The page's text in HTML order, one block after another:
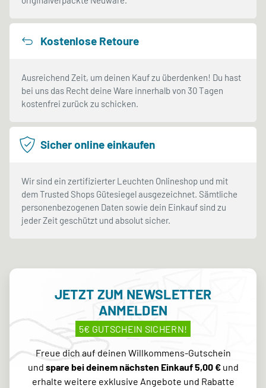
Kostenlose Retoure
Ausreichend Zeit, um deinen Kauf zu überdenken! Du hast
bei uns das Recht deine Ware innerhalb von 30 Tagen
kostenfrei zurück zu schicken.
Sicher online einkaufen
Wir sind ein zertifizierter Leuchten Onlineshop und mit
dem Trusted Shops Gütesiegel ausgezeichnet. Sämtliche
personenbezogenen Daten sowie dein Einkauf sind zu
jeder Zeit geschützt und absolut sicher.
JETZT ZUM NEWSLETTER
ANMELDEN
5€ GUTSCHEIN SICHERN!
Freue dich auf deinen Willkommens-Gutschein
und spare bei deinem nächsten Einkauf 5,00 €und
erhalte weitere exklusive Angebote und Rabatte